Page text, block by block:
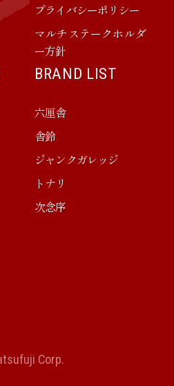
プライバシーポリシー
マルチステークホルダ
ー方針
BRAND LIST
六厘舎
舎鈴
ジャンクガレッジ
トナリ
次念序
Corp.